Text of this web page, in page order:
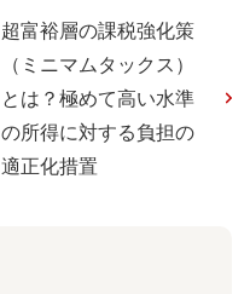
超富裕層の課税強化策
（ミニマムタックス）
とは？極めて高い水準
の所得に対する負担の
適正化措置